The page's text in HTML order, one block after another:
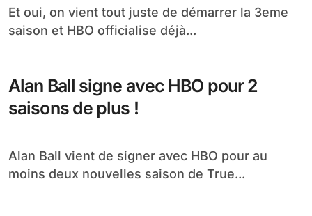
aux Scream Awards
Week-end dernier à Los Angeles, True...
Interview d’Allan Hyde au sujet de
ses apparitions en Saison 3